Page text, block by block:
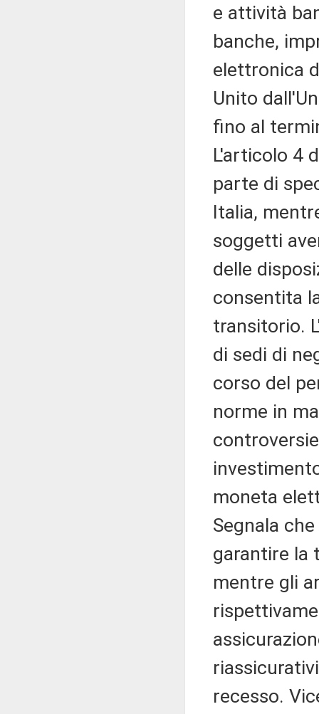
e attività
banche,
elettronica
Unito
fino al
L'articolo 4
parte di
Italia,
soggetti
delle
consentita
transitorio.
di sedi di
corso del
norme in
moneta
Segnala
garantire la
mentre gli
recesso.